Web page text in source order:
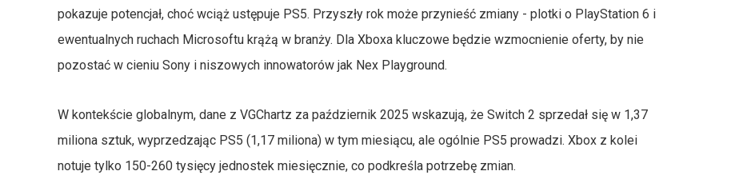
pokazuje potencjał, choć wciąż ustępuje PS5. Przyszły rok może przynieść zmiany - plotki o PlayStation 6 i
ewentualnych ruchach Microsoftu krążą w branży. Dla Xboxa kluczowe będzie wzmocnienie oferty, by nie
pozostać w cieniu Sony i niszowych innowatorów jak Nex Playground.
W kontekście globalnym, dane z VGChartz za październik 2025 wskazują, że Switch 2 sprzedał się w 1,37
miliona sztuk, wyprzedzając PS5 (1,17 miliona) w tym miesiącu, ale ogólnie PS5 prowadzi. Xbox z kolei
notuje tylko 150-260 tysięcy jednostek miesięcznie, co podkreśla potrzebę zmian.